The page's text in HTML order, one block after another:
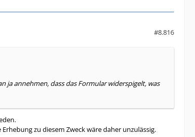
#8.816
ja annehmen, dass das Formular widerspigelt, was
zu diesem Zweck wäre daher unzulässig.